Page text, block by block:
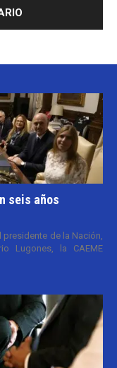
seis años
de la Nación,
Lugones, la CAEME